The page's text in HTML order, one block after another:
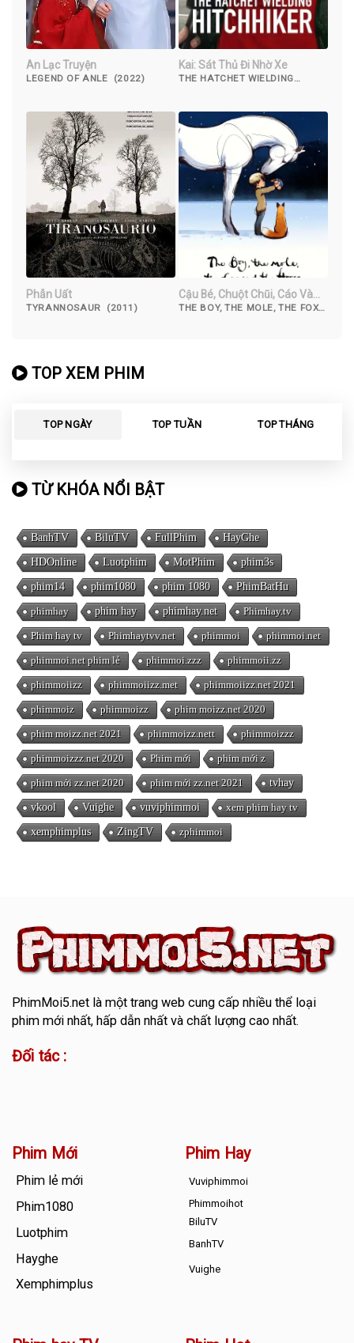
An Lạc Truyện
LEGEND OF ANLE (2022)
Kai: Sát Thủ Đi Nhờ Xe
THE HATCHET WIELDING
Phẫn Uất
TYRANNOSAUR (2011)
Cậu Bé, Chuột Chũi, Cáo Và
Ngựa
THE BOY, THE MOLE, THE FOX
TOP XEM PHIM
TOP NGÀY TOP TUẦN TOP THÁNG
TỪ KHÓA NỔI BẬT
BanhTV BiluTV FullPhim HayGhe
HDOnline Luotphim MotPhim phim3s
phim14 phim1080 phim 1080 PhimBatHu
phimhay phim hay phimhay.net Phimhay.tv
Phim hay tv Phimhaytvv.net phimmoi phimmoi.net
phimmoi.net phim lẻ phimmoi.zzz phimmoii.zz
phimmoiizz phimmoiizz.met phimmoiizz.net 2021
phimmoiz phimmoizz phim moizz.net 2020
phim moizz.net 2021 phimmoizz.nett phimmoizzz
phimmoizzz.net 2020 Phim mới phim mới z
phim mới zz.net 2020 phim mới zz.net 2021 tvhay
vkool Vuighe vuviphimmoi xem phim hay tv
xemphimplus ZingTV zphimmoi
PhimMoi5.netlà một trang web cung cấp nhiều thể loại
phim mới nhất, hấp dẫn nhất và chất lượng cao nhất.
Đối tác :
Phim Mới
Phim lẻ mới
Phim1080
Luotphim
Hayghe
Xemphimplus
Phim Hay
Vuviphimmoi
Phimmoihot
BiluTV
BanhTV
Vuighe